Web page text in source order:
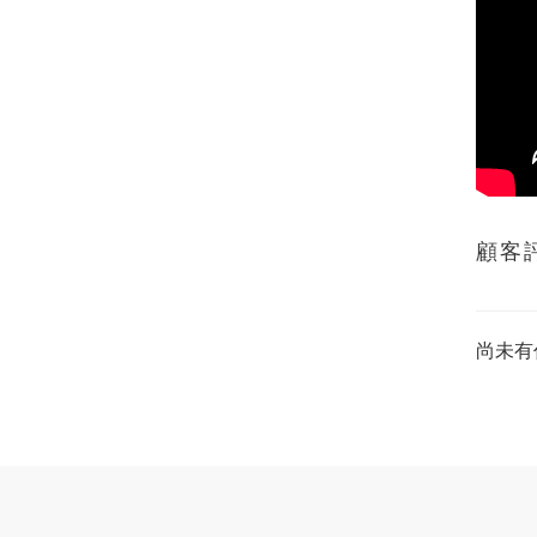
顧客
尚未